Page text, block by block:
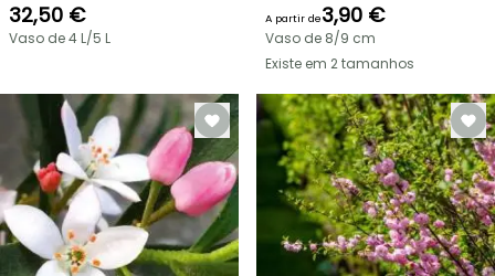
32,50 €
Vaso de 4 L/5 L
A partir de3,90 €
Vaso de 8/9 cm
Existe em 2 tamanhos